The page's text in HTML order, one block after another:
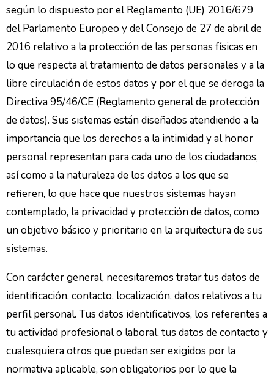
según lo dispuesto por el Reglamento (UE) 2016/679
del Parlamento Europeo y del Consejo de 27 de abril de
2016 relativo a la protección de las personas físicas en
lo que respecta al tratamiento de datos personales y a la
libre circulación de estos datos y por el que se deroga la
Directiva 95/46/CE (Reglamento general de protección
de datos). Sus sistemas están diseñados atendiendo a la
importancia que los derechos a la intimidad y al honor
personal representan para cada uno de los ciudadanos,
así como a la naturaleza de los datos a los que se
refieren, lo que hace que nuestros sistemas hayan
contemplado, la privacidad y protección de datos, como
un objetivo básico y prioritario en la arquitectura de sus
sistemas.
Con carácter general, necesitaremos tratar tus datos de
identificación, contacto, localización, datos relativos a tu
perfil personal. Tus datos identificativos, los referentes a
tu actividad profesional o laboral, tus datos de contacto y
cualesquiera otros que puedan ser exigidos por la
normativa aplicable, son obligatorios por lo que la